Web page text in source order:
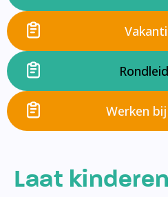
Werken
Laat